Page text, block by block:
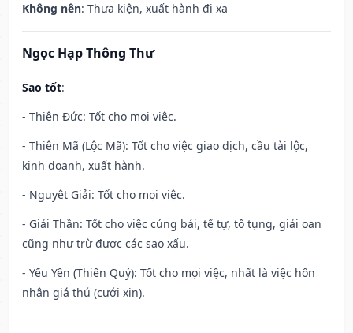
Không nên: Thưa kiện, xuất hành đi xa
Ngọc Hạp Thông Thư
Sao tốt:
- Thiên Đức: Tốt cho mọi việc.
- Thiên Mã (Lộc Mã): Tốt cho việc giao dịch, cầu tài lộc,
kinh doanh, xuất hành.
- Nguyệt Giải: Tốt cho mọi việc.
- Giải Thần: Tốt cho việc cúng bái, tế tự, tố tụng, giải oan
cũng như trừ được các sao xấu.
- Yếu Yên (Thiên Quý): Tốt cho mọi việc, nhất là việc hôn
nhân giá thú (cưới xin).